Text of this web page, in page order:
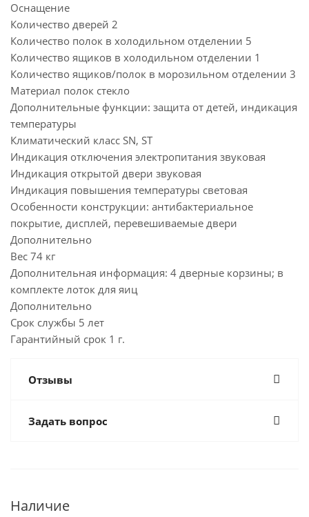
Оснащение
Количество дверей 2
Количество полок в холодильном отделении 5
Количество ящиков в холодильном отделении 1
Количество ящиков/полок в морозильном отделении 3
Материал полок стекло
Дополнительные функции: защита от детей, индикация
температуры
Климатический класс SN, ST
Индикация отключения электропитания звуковая
Индикация открытой двери звуковая
Индикация повышения температуры световая
Особенности конструкции: антибактериальное
покрытие, дисплей, перевешиваемые двери
Дополнительно
Вес 74 кг
Дополнительная информация: 4 дверные корзины; в
комплекте лоток для яиц
Дополнительно
Срок службы 5 лет
Гарантийный срок 1 г.
Отзывы
Задать вопрос
Наличие